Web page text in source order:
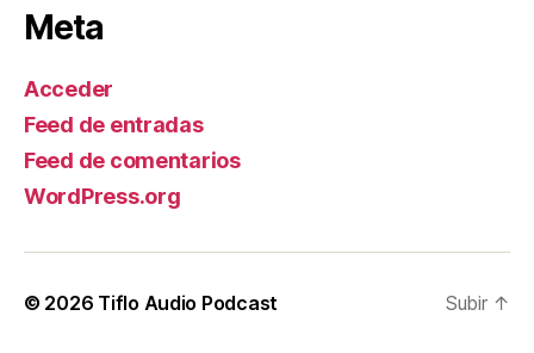
Meta
Acceder
Feed de entradas
Feed de comentarios
WordPress.org
© 2026 Tiflo Audio Podcast Subir ↑